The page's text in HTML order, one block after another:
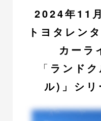
2024年11
トヨタレン
カーラ
「 ランド
ル)」シリ